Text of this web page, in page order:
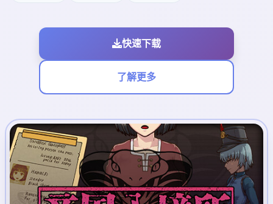
快速下载
了解更多